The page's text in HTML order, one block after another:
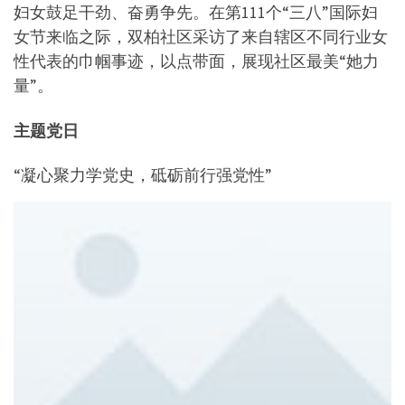
妇女鼓足干劲、奋勇争先。在第111个“三八”国际妇
女节来临之际，双柏社区采访了来自辖区不同行业女
性代表的巾帼事迹，以点带面，展现社区最美“她力
量”。
主题党日
“凝心聚力学党史，砥砺前行强党性”